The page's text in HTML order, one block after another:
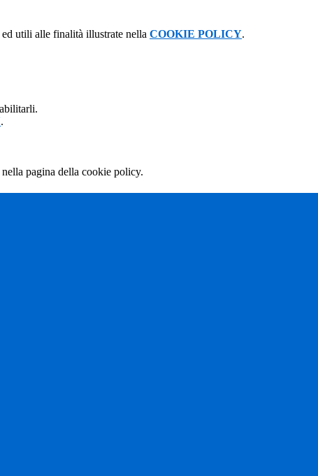
utili alle finalità illustrate nella COOKIE POLICY.
.
pagina della cookie policy.